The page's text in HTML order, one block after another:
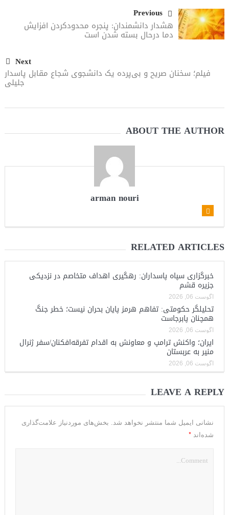
Previous
هشدار دانشمندان: پنجره‌ محدودکردن افزایش
دما درحال بسته شدن است
Next
فیلم؛ سخنان صریح و بی‌پرده یک دانشجوی شجاع مقابل پاسدار
جلیلی
ABOUT THE AUTHOR
arman nouri
RELATED ARTICLES
خبرگزاری سپاه پاسداران: رهگیری اهداف متخاصم در نزدیکی
جزیره قشم
آگوست 06, 2026
تحلیلگر حکومتی: تفاهم هرمز پایان بحران نیست؛ خطر جنگ
همچنان پابرجاست
آگوست 06, 2026
ایران؛ واکنش ترامپ و معاونش به اقدام تفرقه‌افکنان/سفر ژنرال
منیر به عربستان
آگوست 06, 2026
LEAVE A REPLY
نشانی ایمیل شما منتشر نخواهد شد. بخش‌های موردنیاز علامت‌گذاری
شده‌اند *